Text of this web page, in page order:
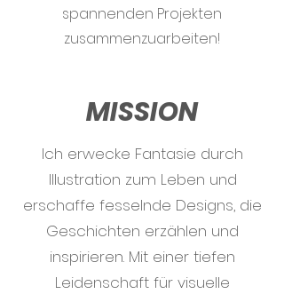
spannenden Projekten
zusammenzuarbeiten!
MISSION
Ich erwecke Fantasie durch
Illustration zum Leben und
erschaffe fesselnde Designs, die
Geschichten erzählen und
inspirieren. Mit einer tiefen
Leidenschaft für visuelle